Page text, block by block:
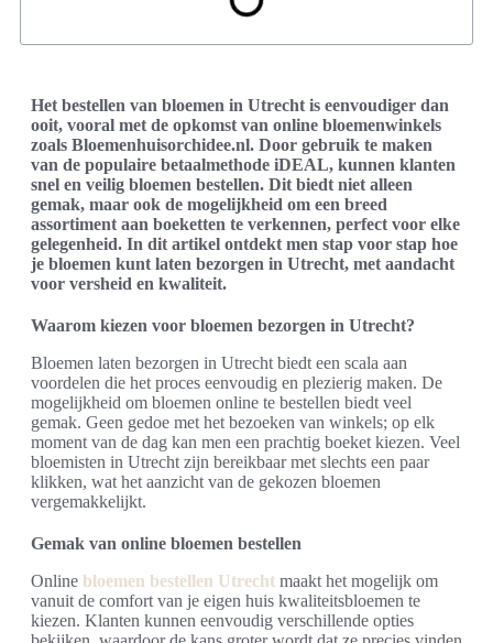
Het bestellen van bloemen in Utrecht is eenvoudiger dan
ooit, vooral met de opkomst van online bloemenwinkels
zoals Bloemenhuisorchidee.nl. Door gebruik te maken
van de populaire betaalmethode iDEAL, kunnen klanten
snel en veilig bloemen bestellen. Dit biedt niet alleen
gemak, maar ook de mogelijkheid om een breed
assortiment aan boeketten te verkennen, perfect voor elke
gelegenheid. In dit artikel ontdekt men stap voor stap hoe
je bloemen kunt laten bezorgen in Utrecht, met aandacht
voor versheid en kwaliteit.
Waarom kiezen voor bloemen bezorgen in Utrecht?
Bloemen laten bezorgen in Utrecht biedt een scala aan
voordelen die het proces eenvoudig en plezierig maken. De
mogelijkheid om bloemen online te bestellen biedt veel
gemak. Geen gedoe met het bezoeken van winkels; op elk
moment van de dag kan men een prachtig boeket kiezen. Veel
bloemisten in Utrecht zijn bereikbaar met slechts een paar
klikken, wat het aanzicht van de gekozen bloemen
vergemakkelijkt.
Gemak van online bloemen bestellen
Online bloemen bestellen Utrecht maakt het mogelijk om
vanuit de comfort van je eigen huis kwaliteitsbloemen te
kiezen. Klanten kunnen eenvoudig verschillende opties